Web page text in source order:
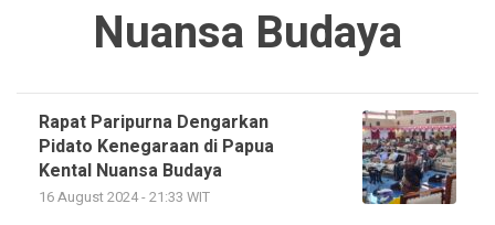
Nuansa Budaya
Rapat Paripurna Dengarkan
Pidato Kenegaraan di Papua
Kental Nuansa Budaya
16 August 2024 - 21:33 WIT